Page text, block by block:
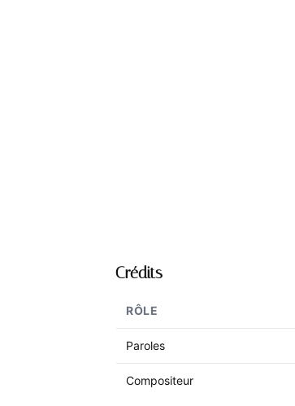
Crédits
RÔLE
Paroles
Compositeur